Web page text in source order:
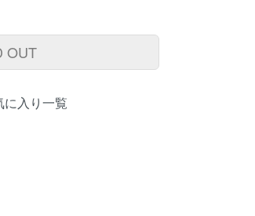
OUT
に入り一覧